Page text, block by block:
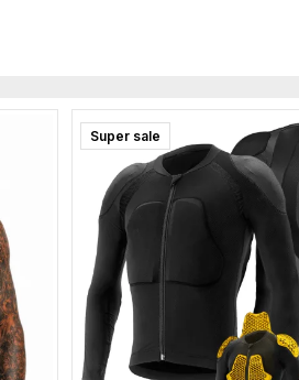
Super sale